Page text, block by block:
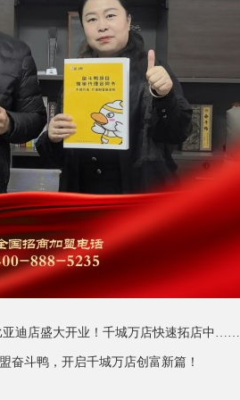
亚迪店盛大开业！千城万店快速拓店中……
奋斗鸭，开启千城万店创富新篇！